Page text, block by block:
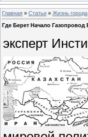
Главная » Статьи » Жизнь города
Где Берет Начало Газопровод
эксперт